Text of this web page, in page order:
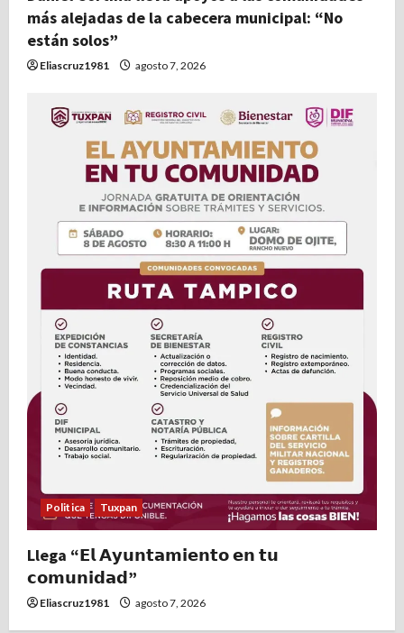
más alejadas de la cabecera municipal: “No
están solos”
Eliascruz1981 agosto 7, 2026
Politica Tuxpan
Llega “𝗘𝗹 𝗔𝘆𝘂𝗻𝘁𝗮𝗺𝗶𝗲𝗻𝘁𝗼 𝗲𝗻 𝘁𝘂
𝗰𝗼𝗺𝘂𝗻𝗶𝗱𝗮𝗱”
Eliascruz1981 agosto 7, 2026